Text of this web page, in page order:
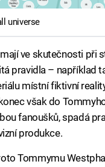
universe
ve skutečnosti při
pravidla – například
místní fiktivní
však do
fanoušků, spadá
produkce.
Tommymu